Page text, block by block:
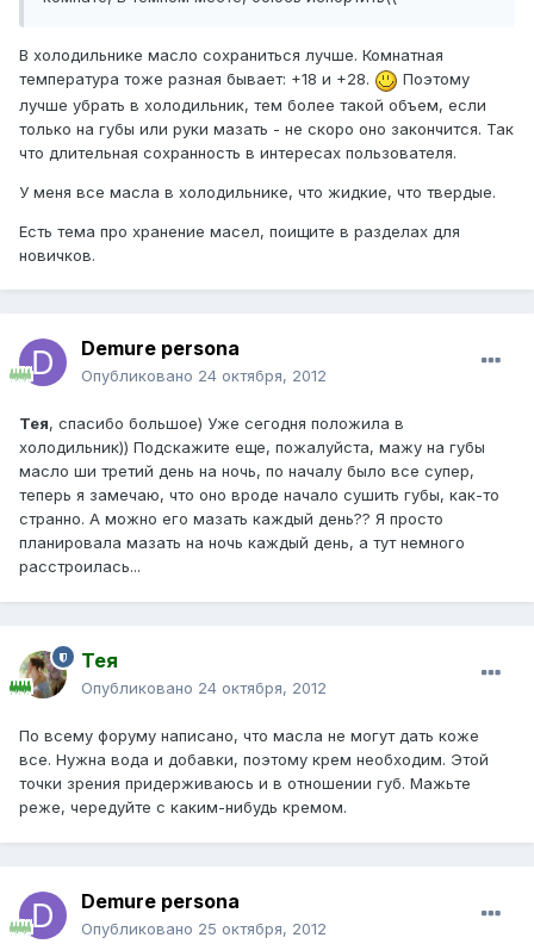
В холодильнике масло сохраниться лучше. Комнатная
температура тоже разная бывает: +18 и +28.
Поэтому
лучше убрать в холодильник, тем более такой объем, если
только на губы или руки мазать - не скоро оно закончится. Так
что длительная сохранность в интересах пользователя.
У меня все масла в холодильнике, что жидкие, что твердые.
Есть тема про хранение масел, поищите в разделах для
новичков.
Demure persona
Опубликовано 24 октября, 2012
Тея, спасибо большое) Уже сегодня положила в
холодильник)) Подскажите еще, пожалуйста, мажу на губы
масло ши третий день на ночь, по началу было все супер,
теперь я замечаю, что оно вроде начало сушить губы, как-то
странно. А можно его мазать каждый день?? Я просто
планировала мазать на ночь каждый день, а тут немного
расстроилась...
Тея
Опубликовано 24 октября, 2012
По всему форуму написано, что масла не могут дать коже
все. Нужна вода и добавки, поэтому крем необходим. Этой
точки зрения придерживаюсь и в отношении губ. Мажьте
реже, чередуйте с каким-нибудь кремом.
Demure persona
Опубликовано 25 октября, 2012